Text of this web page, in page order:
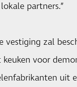
partners.”
vestiging zal
voor
uit